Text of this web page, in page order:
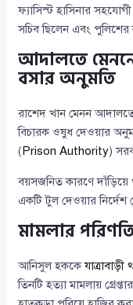
ফ্যাসিস্ট হাসিনার
সচিব ছিলেন এবং পুলিশের
আদালতে
বসার অনুমতি
রাশেদ খান মেনন
বিচারক ওষুধ দেওয়ার
( Prison Authority)
বয়সজনিত কারণে
একটি টুল দেওয়ার
মামলার
আনিসুল হককেযাত্রাবাড়ী
তিনটি হত্যা মামলায়